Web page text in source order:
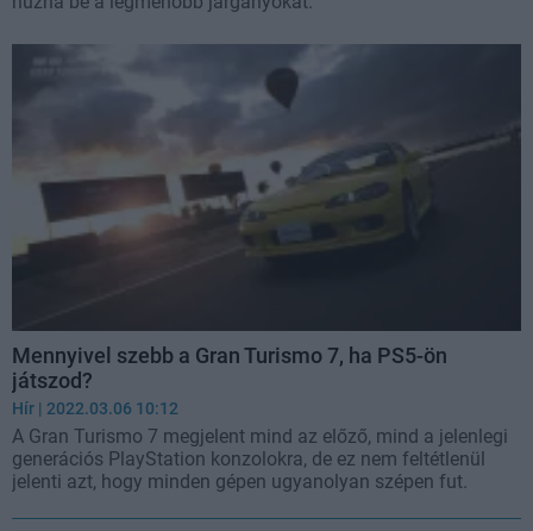
Mennyivel szebb a Gran Turismo 7, ha PS5-ön
játszod?
Hír | 2022.03.06 10:12
A Gran Turismo 7 megjelent mind az előző, mind a jelenlegi
generációs PlayStation konzolokra, de ez nem feltétlenül
jelenti azt, hogy minden gépen ugyanolyan szépen fut.